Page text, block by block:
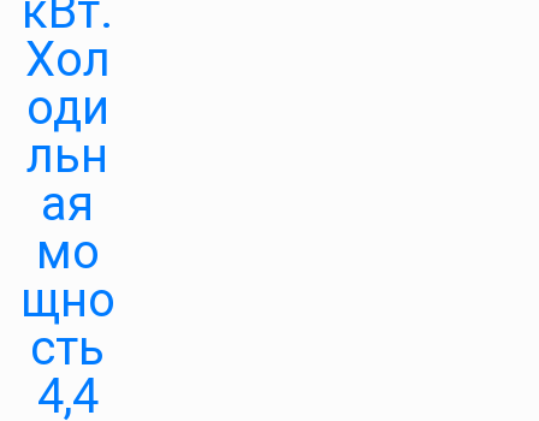
кВт.
Хол
оди
льн
ая
мо
щно
сть
4,4